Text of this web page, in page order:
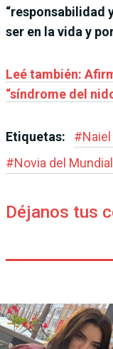
“responsabilidad
ser en la vida y
Leé también:
“síndrome del
Etiquetas: #
#Novia del Mundial
Déjanos tus